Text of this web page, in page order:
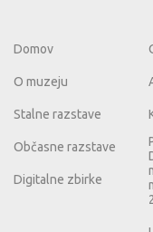
Domov
O muzeju
Stalne razstave
Občasne razstave
Digitalne zbirke